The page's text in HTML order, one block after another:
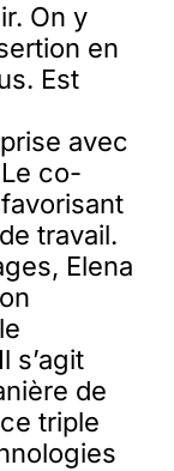
On y
en
Est
avec
co-
travail.
Elena
s’agit
de
triple